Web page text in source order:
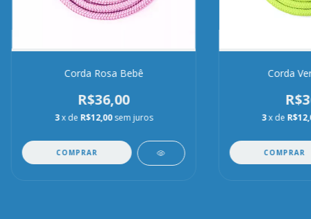
Corda Rosa Bebê
R$36,00
3x de R$12,00 sem juros
COMPRAR
Corda
3x de
COMPRAR